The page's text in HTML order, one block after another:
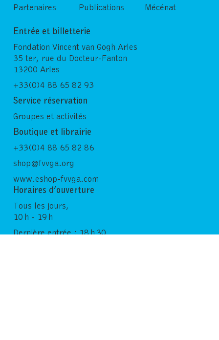
Partenaires
Publications
Mécénat
Entrée et billetterie
Fondation Vincent van Gogh Arles
35 ter, rue du Docteur-Fanton
13200 Arles
+33(0)4 88 65 82 93
Service réservation
Groupes et activités
Boutique et librairie
+33(0)4 88 65 82 86
shop@fvvga.org
www.eshop-fvvga.com
Horaires d’ouverture
Tous les jours,
10 h - 19 h
Dernière entrée : 18 h 30